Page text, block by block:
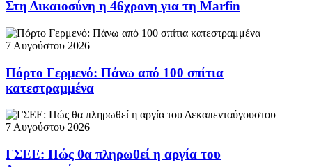
Στη Δικαιοσύνη η 46χρονη για τη Marfin
7 Αυγούστου 2026
Πόρτο Γερμενό: Πάνω από 100 σπίτια
κατεστραμμένα
7 Αυγούστου 2026
ΓΣΕΕ: Πώς θα πληρωθεί η αργία του